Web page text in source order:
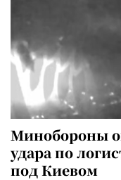
Минобороны
удара по
под Киевом